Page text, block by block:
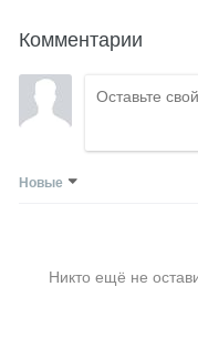
Комментарии
Новые
Никто ещё не